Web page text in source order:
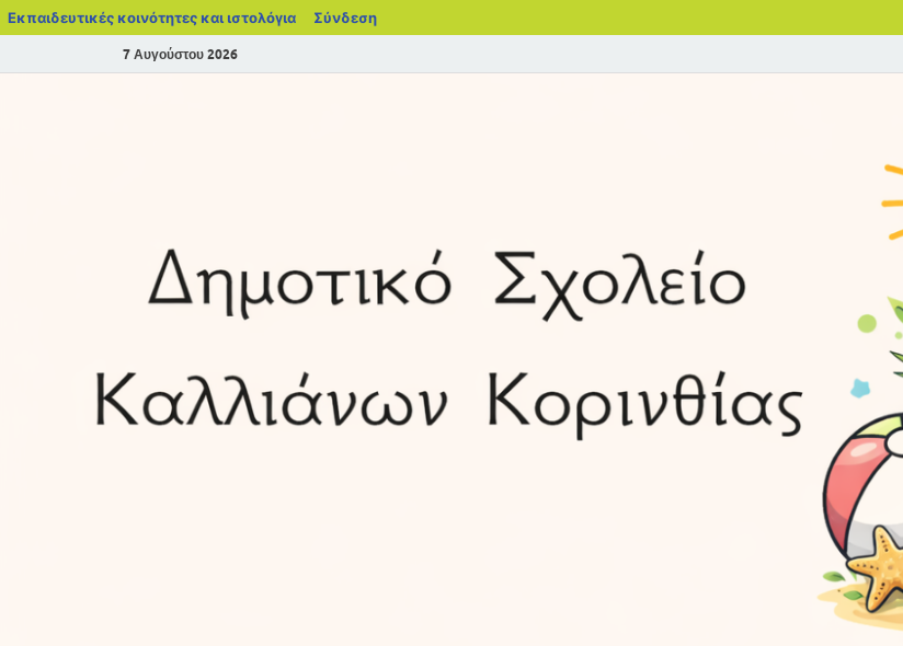
Εκπαιδευτικές κοινότητες και ιστολόγια Σύνδεση
7 Αυγούστου 2026